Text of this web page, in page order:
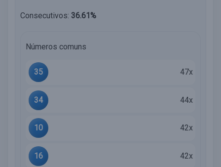
Consecutivos: 36.61%
Números comuns
35 47x
34 44x
10 42x
16 42x